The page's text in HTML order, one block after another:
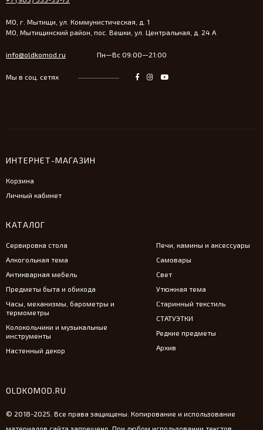
МО, г. Мытищи, ул. Коммунистическая, д. 1
МО, Мытищинский район, пос. Вешки, ул. Центральная, д. 24 А
info@oldkomod.ru Пн—Вс 09:00—21:00
Мы в соц. сетях
ИНТЕРНЕТ-МАГАЗИН
Корзина
Личный кабинет
КАТАЛОГ
Сервировка стола
Алкогольная тема
Антикварная мебель
Предметы быта и обихода
Часы, механизмы, барометры и
термометры
Колокольчики и музыкальные
инструменты
Настенный декор
Печи, камины и аксессуары
Самовары
Свет
Утюжная тема
Старинный текстиль
СТАТУЭТКИ
Редкие предметы
Архив
OLDKOMOD.RU
© 2018-2025. Все права защищены. Копирование и использование
материалов сайта запрещено. При любом использовании текстов,